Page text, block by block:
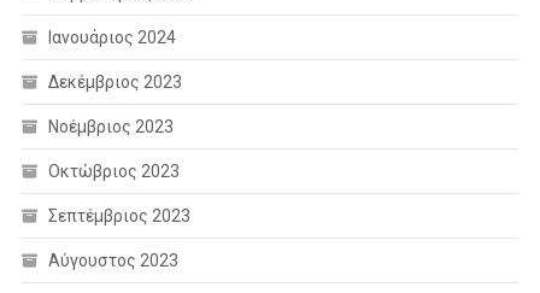
Ιανουάριος 2024
Δεκέμβριος 2023
Νοέμβριος 2023
Οκτώβριος 2023
Σεπτέμβριος 2023
Αύγουστος 2023